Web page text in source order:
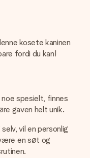
kosete kaninen
fordi du kan!
noe spesielt, finnes
gaven helt unik.
vil en personlig
en søt og